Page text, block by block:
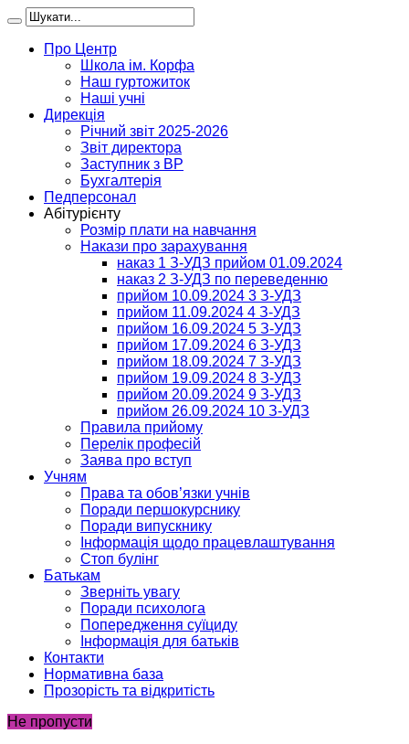
Про Центр
Школа ім. Корфа
Наш гуртожиток
Наші учні
Дирекція
Річний звіт 2025-2026
Звіт директора
Заступник з ВР
Бухгалтерія
Педперсонал
Абітурієнту
Розмір плати на навчання
Накази про зарахування
наказ 1 З-УДЗ прийом 01.09.2024
наказ 2 З-УДЗ по переведенню
прийом 10.09.2024 3 З-УДЗ
прийом 11.09.2024 4 З-УДЗ
прийом 16.09.2024 5 З-УДЗ
прийом 17.09.2024 6 З-УДЗ
прийом 18.09.2024 7 З-УДЗ
прийом 19.09.2024 8 З-УДЗ
прийом 20.09.2024 9 З-УДЗ
прийом 26.09.2024 10 З-УДЗ
Правила прийому
Перелік професій
Заява про вступ
Учням
Права та обов’язки учнів
Поради першокурснику
Поради випускнику
Інформація щодо працевлаштування
Стоп булінг
Батькам
Зверніть увагу
Поради психолога
Попередження суїциду
Інформація для батьків
Контакти
Нормативна база
Прозорість та відкритість
Не пропусти